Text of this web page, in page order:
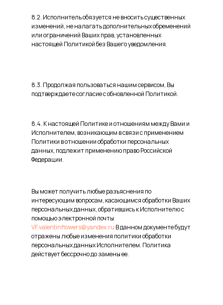
8.2. Исполнитель обязуется не вносить существенных
изменений, не налагать дополнительных обременений
или ограничений Ваших прав, установленных
настоящей Политикой без Вашего уведомления.
8.3. Продолжая пользоваться нашим сервисом, Вы
подтверждаете согласие с обновленной Политикой.
8.4. К настоящей Политике и отношениям между Вами и
Исполнителем, возникающим в связи с применением
Политики в отношении обработки персональных
данных, подлежит применению право Российской
Федерации.
Вы может получить любые разъяснения по
интересующим вопросам, касающимся обработки Ваших
персональных данных, обратившись к Исполнителю с
помощью электронной почты
VF.valentinflowers@yandex.ru В данном документе будут
отражены любые изменения политики обработки
персональных данных Исполнителем. Политика
действует бессрочно до замены ее.